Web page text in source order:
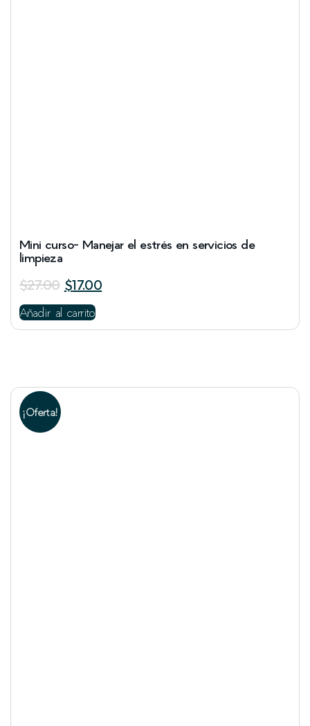
Mini curso- Manejar el estrés en servicios de
limpieza
$27.00 $17.00
Añadir al carrito
¡Oferta!